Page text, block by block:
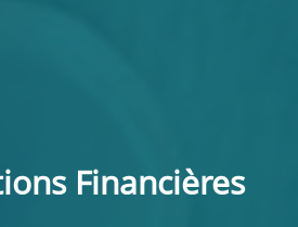
Financières